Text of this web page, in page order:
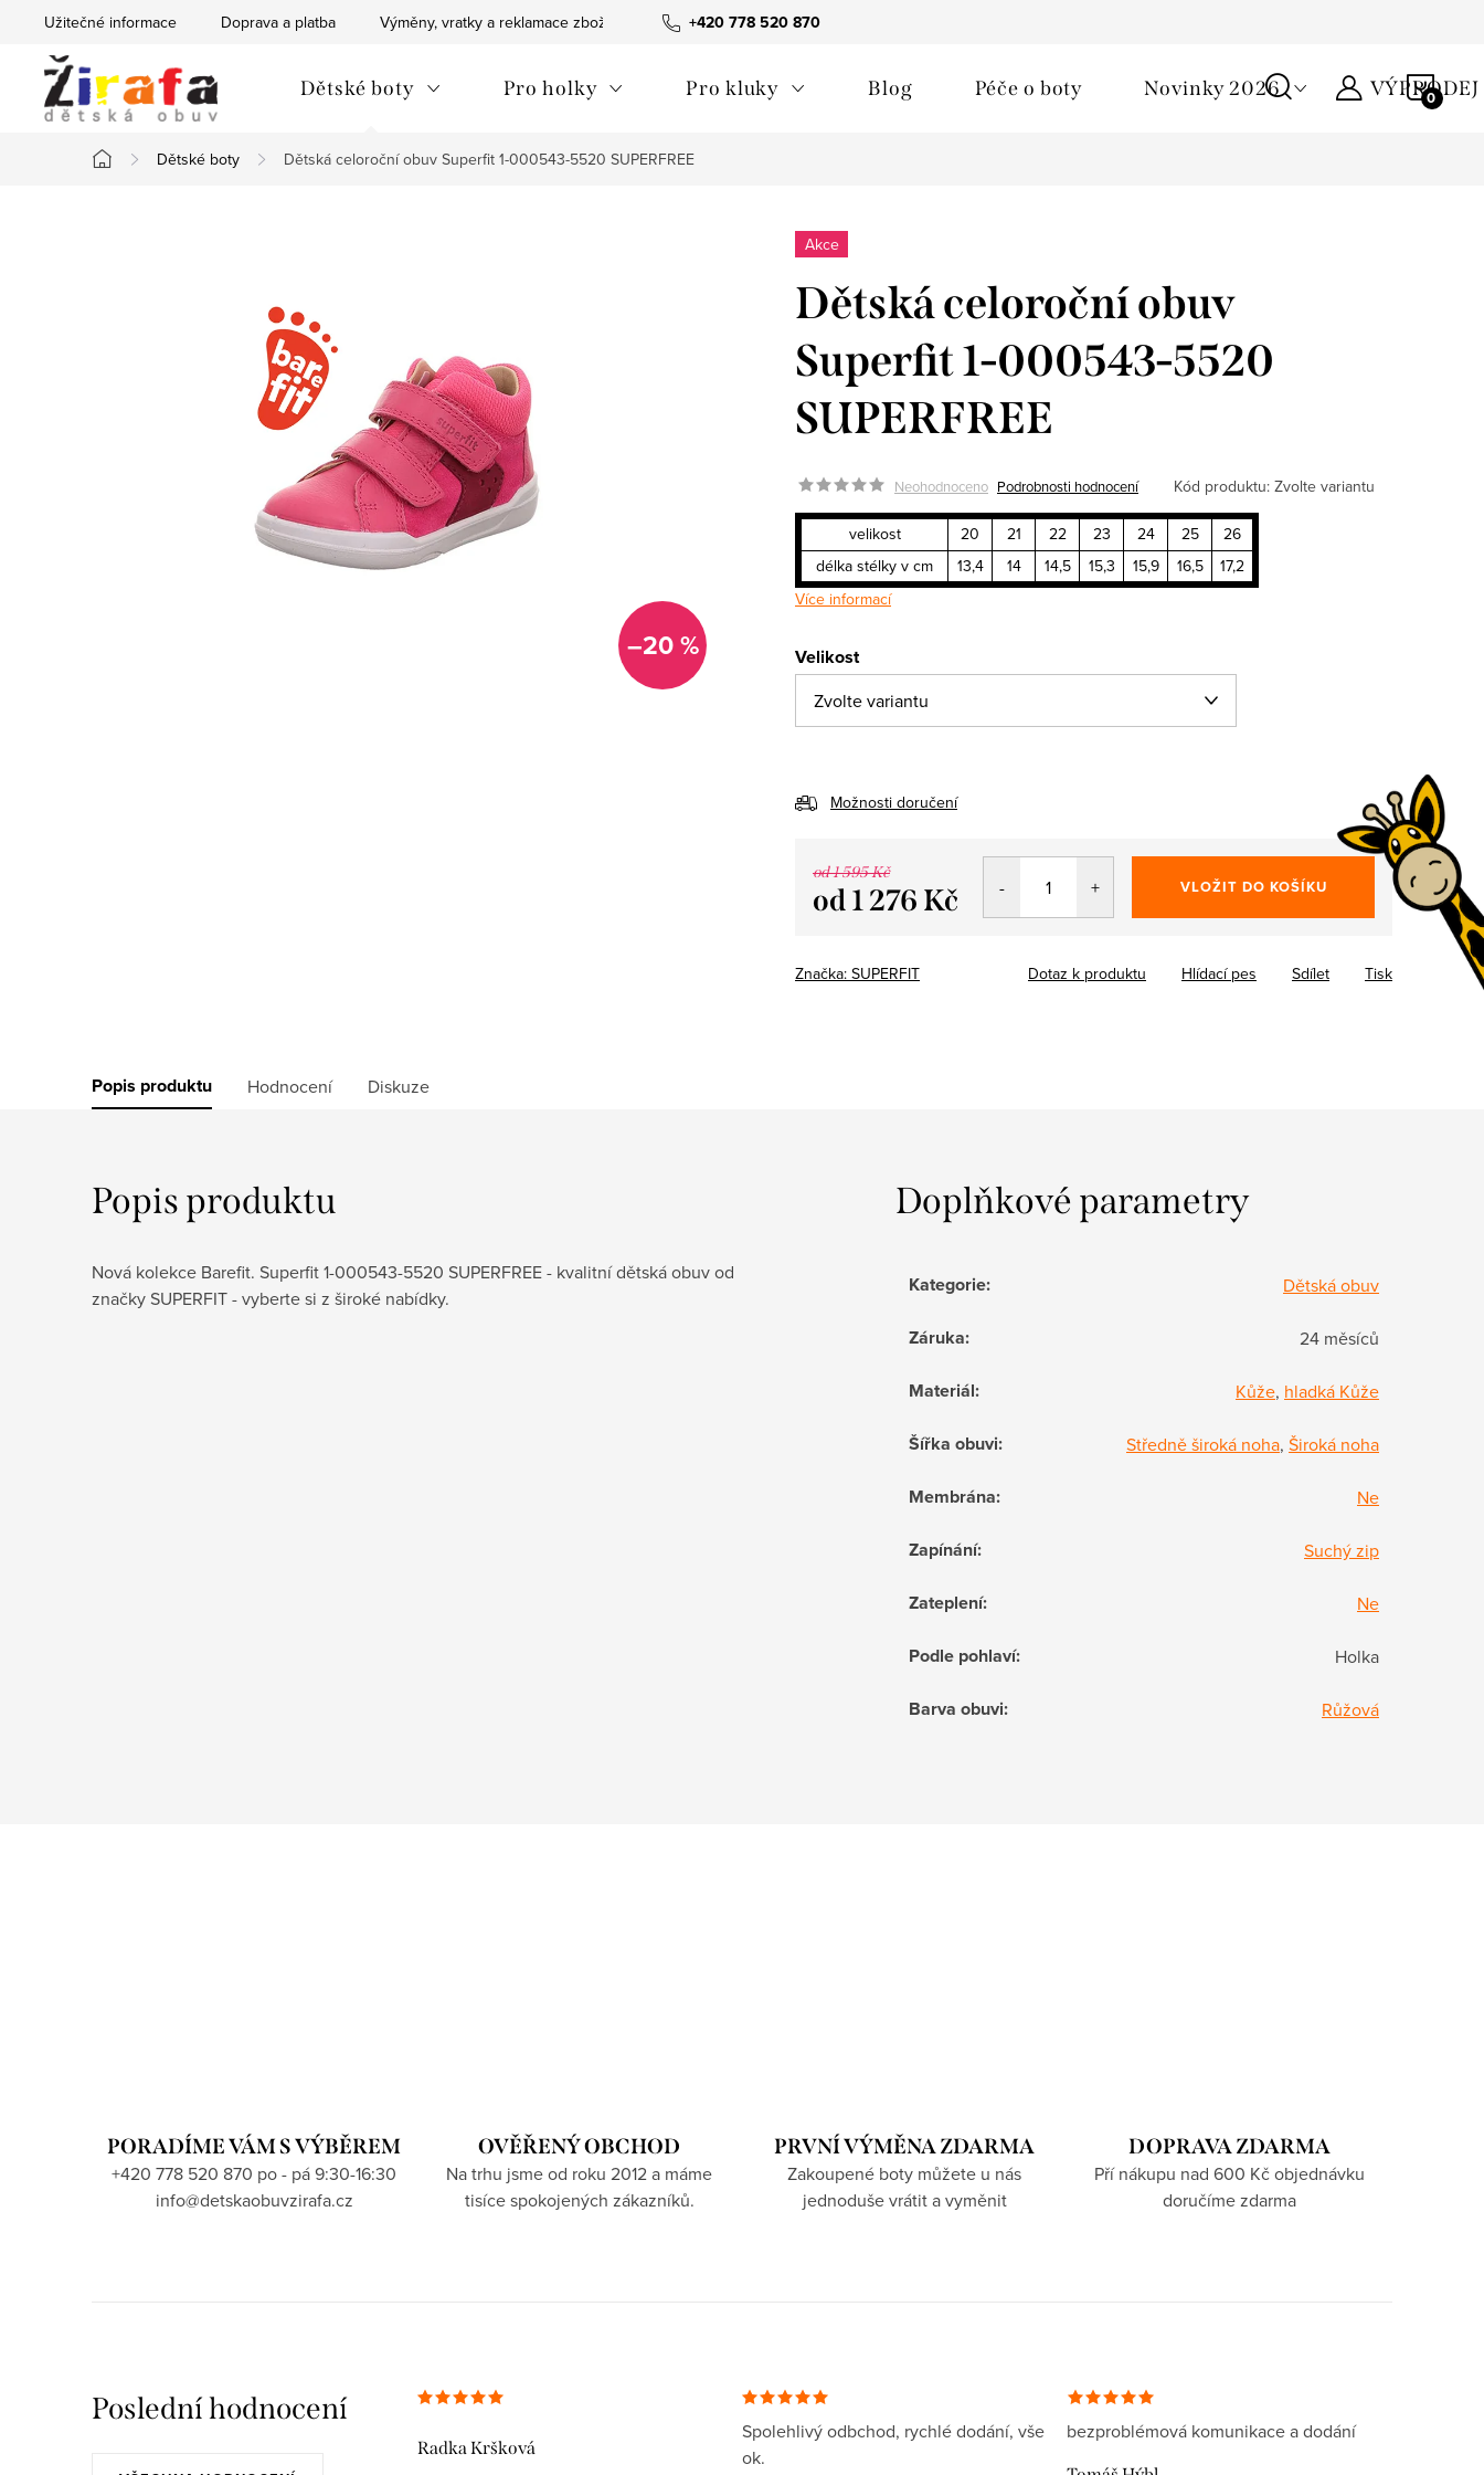
obsah
+420 778 520 870
Užitečné informace Doprava a platba Výměny, vratky a reklamace zboží Obchodní podmínky
Dětské boty Pro holky Pro kluky Blog Péče o boty Novinky 2026 VÝPRODEJ
Domů
Dětské boty Dětská celoroční obuv Superfit 1-000543-5520 SUPERFREE
–20 %
Akce
Dětská celoroční obuv
Superfit 1-000543-5520
SUPERFREE
Neohodnoceno Podrobnosti hodnocení Kód produktu: Zvolte variantu
velikost 20 21 22 23 24 25
26
délka stélky v cm
13,4 14 14,5 15,3 15,9 16,5
17,2
Více informací
Velikost
Možnosti doručení
od 1 595 Kč
od1 276 Kč VLOŽIT DO KOŠÍKU
Značka: SUPERFIT Tisk
Dotaz k produktu Hlídací pes Sdílet
Popis produktu Hodnocení Diskuze
Popis produktu
Nová kolekce Barefit. Superfit 1-000543-5520 SUPERFREE - kvalitní dětská obuv od
značky SUPERFIT - vyberte si z široké nabídky.
Doplňkové parametry
Kategorie: Dětská obuv
Záruka: 24 měsíců
Materiál: Kůže, hladká Kůže
Šířka obuvi: Středně široká noha, Široká noha
Membrána: Ne
Zapínání: Suchý zip
Zateplení: Ne
Podle pohlaví: Holka
Barva obuvi: Růžová
PORADÍME VÁM S VÝBĚREM
+420 778 520 870 po - pá 9:30-16:30
info@detskaobuvzirafa.cz
OVĚŘENÝ OBCHOD
Na trhu jsme od roku 2012 a máme
tisíce spokojených zákazníků.
PRVNÍ VÝMĚNA ZDARMA
Zakoupené boty můžete u nás
jednoduše vrátit a vyměnit
DOPRAVA ZDARMA
Pří nákupu nad 600 Kč objednávku
doručíme zdarma
Poslední hodnocení
Radka Kršková
Spolehlivý odbchod, rychlé dodání, vše
ok.
bezproblémová komunikace a dodání